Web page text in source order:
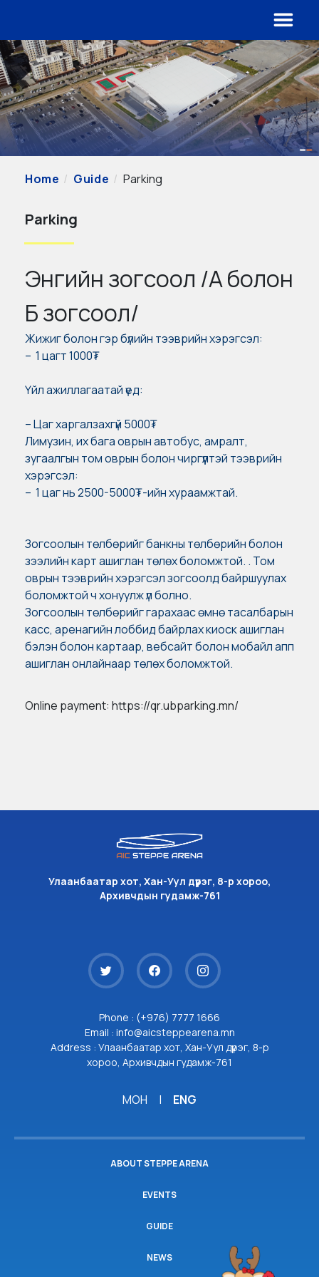
Home Guide Parking
Parking
Энгийн зогсоол /А болон
Б зогсоол/
Жижиг болон гэр бүлийн тээврийн хэрэгсэл:
– 1 цагт 1000₮
Үйл ажиллагаатай үед:
– Цаг харгалзахгүй 5000₮
Лимузин, их бага оврын автобус, амралт,
зугаалгын том оврын болон чиргүүлтэй тээврийн
хэрэгсэл:
– 1 цаг нь 2500-5000₮-ийн хураамжтай.
Зогсоолын төлбөрийг банкны төлбөрийн болон
зээлийн карт ашиглан төлөх боломжтой. . Том
оврын тээврийн хэрэгсэл зогсоолд байршуулах
боломжтой ч хонуулж үл болно.
Зогсоолын төлбөрийг гарахаас өмнө тасалбарын
касс, аренагийн лоббид байрлах киоск ашиглан
бэлэн болон картаар, вебсайт болон мобайл апп
ашиглан онлайнаар төлөх боломжтой.
Online payment: https://qr.ubparking.mn/
Улаанбаатар хот, Хан-Уул дүүрэг, 8-р хороо,
Архивчдын гудамж-761
Phone : (+976) 7777 1666
Email : info@aicsteppearena.mn
Address : Улаанбаатар хот, Хан-Уул дүүрэг, 8-р
хороо, Архивчдын гудамж-761
МОН | ENG
ABOUT STEPPE ARENA
EVENTS
GUIDE
NEWS